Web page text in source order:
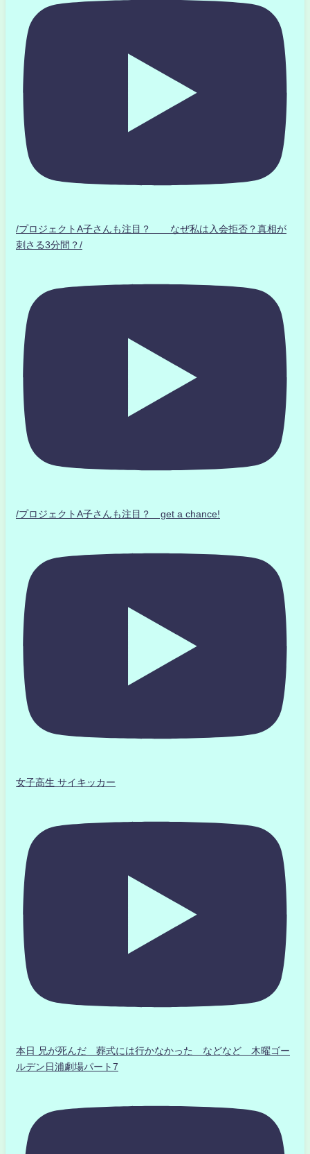
/プロジェクトA子さんも注目？ なぜ私は入会拒否？真相が
刺さる3分間？/
/プロジェクトA子さんも注目？ get a chance!
女子高生 サイキッカー
本日 兄が死んだ 葬式には行かなかった などなど 木曜ゴー
ルデン日浦劇場パート7